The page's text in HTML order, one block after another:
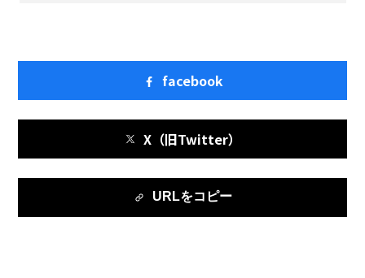
facebook
X（旧Twitter）
URLをコピー